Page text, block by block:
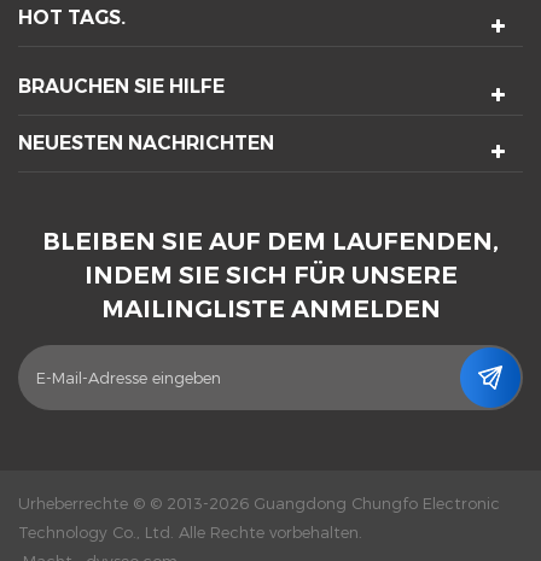
HOT TAGS.
BRAUCHEN SIE HILFE
NEUESTEN NACHRICHTEN
BLEIBEN SIE AUF DEM LAUFENDEN,
INDEM SIE SICH FÜR UNSERE
MAILINGLISTE ANMELDEN
Urheberrechte © © 2013-2026 Guangdong Chungfo Electronic
Technology Co., Ltd. Alle Rechte vorbehalten.